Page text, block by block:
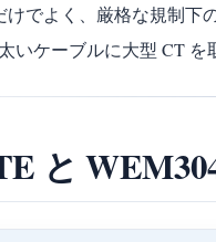
けでよく、厳格な規制下
太いケーブルに大型 CT を
と